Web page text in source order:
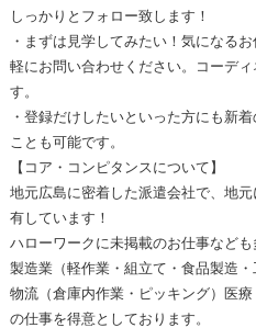
しっかりとフォロー致します！
・まずは見学してみたい！気になる
軽にお問い合わせください。コーデ
す。
・登録だけしたいといった方にも新
ことも可能です。
【コア・コンピタンスについて】
地元広島に密着した派遣会社で、地
有しています！
ハローワークに未掲載のお仕事なども
製造業（軽作業・組立て・食品製造
物流（倉庫内作業・ピッキング）医
の仕事を得意としております。